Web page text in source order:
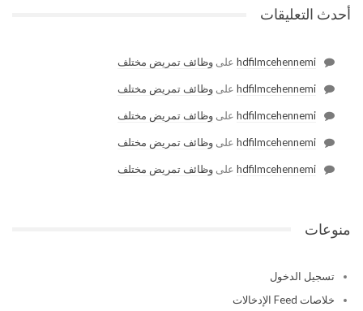
أحدث التعليقات
hdfilmcehennemi على وظائف تمريض مختلف
hdfilmcehennemi على وظائف تمريض مختلف
hdfilmcehennemi على وظائف تمريض مختلف
hdfilmcehennemi على وظائف تمريض مختلف
hdfilmcehennemi على وظائف تمريض مختلف
منوعات
تسجيل الدخول
خلاصات Feed الإدخالات